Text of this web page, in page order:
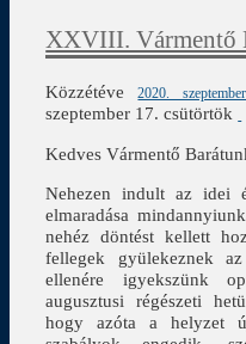
XXVIII. Vármentő
Közzétéve2020.
szeptember 17. csütörtök
Kedves Vármentő
Nehezen indult az idei
elmaradása
nehéz döntést kellett
fellegek gyülekeznek
ellenére igyekszünk
augusztusi régészeti
hogy azóta a helyzet